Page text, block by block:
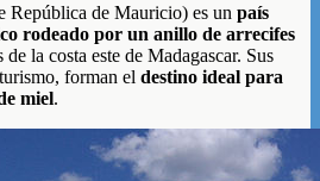
República de Mauricio) es un país
rodeado por un anillo de arrecifes
la costa este de Madagascar. Sus
forman el destino ideal para
miel.